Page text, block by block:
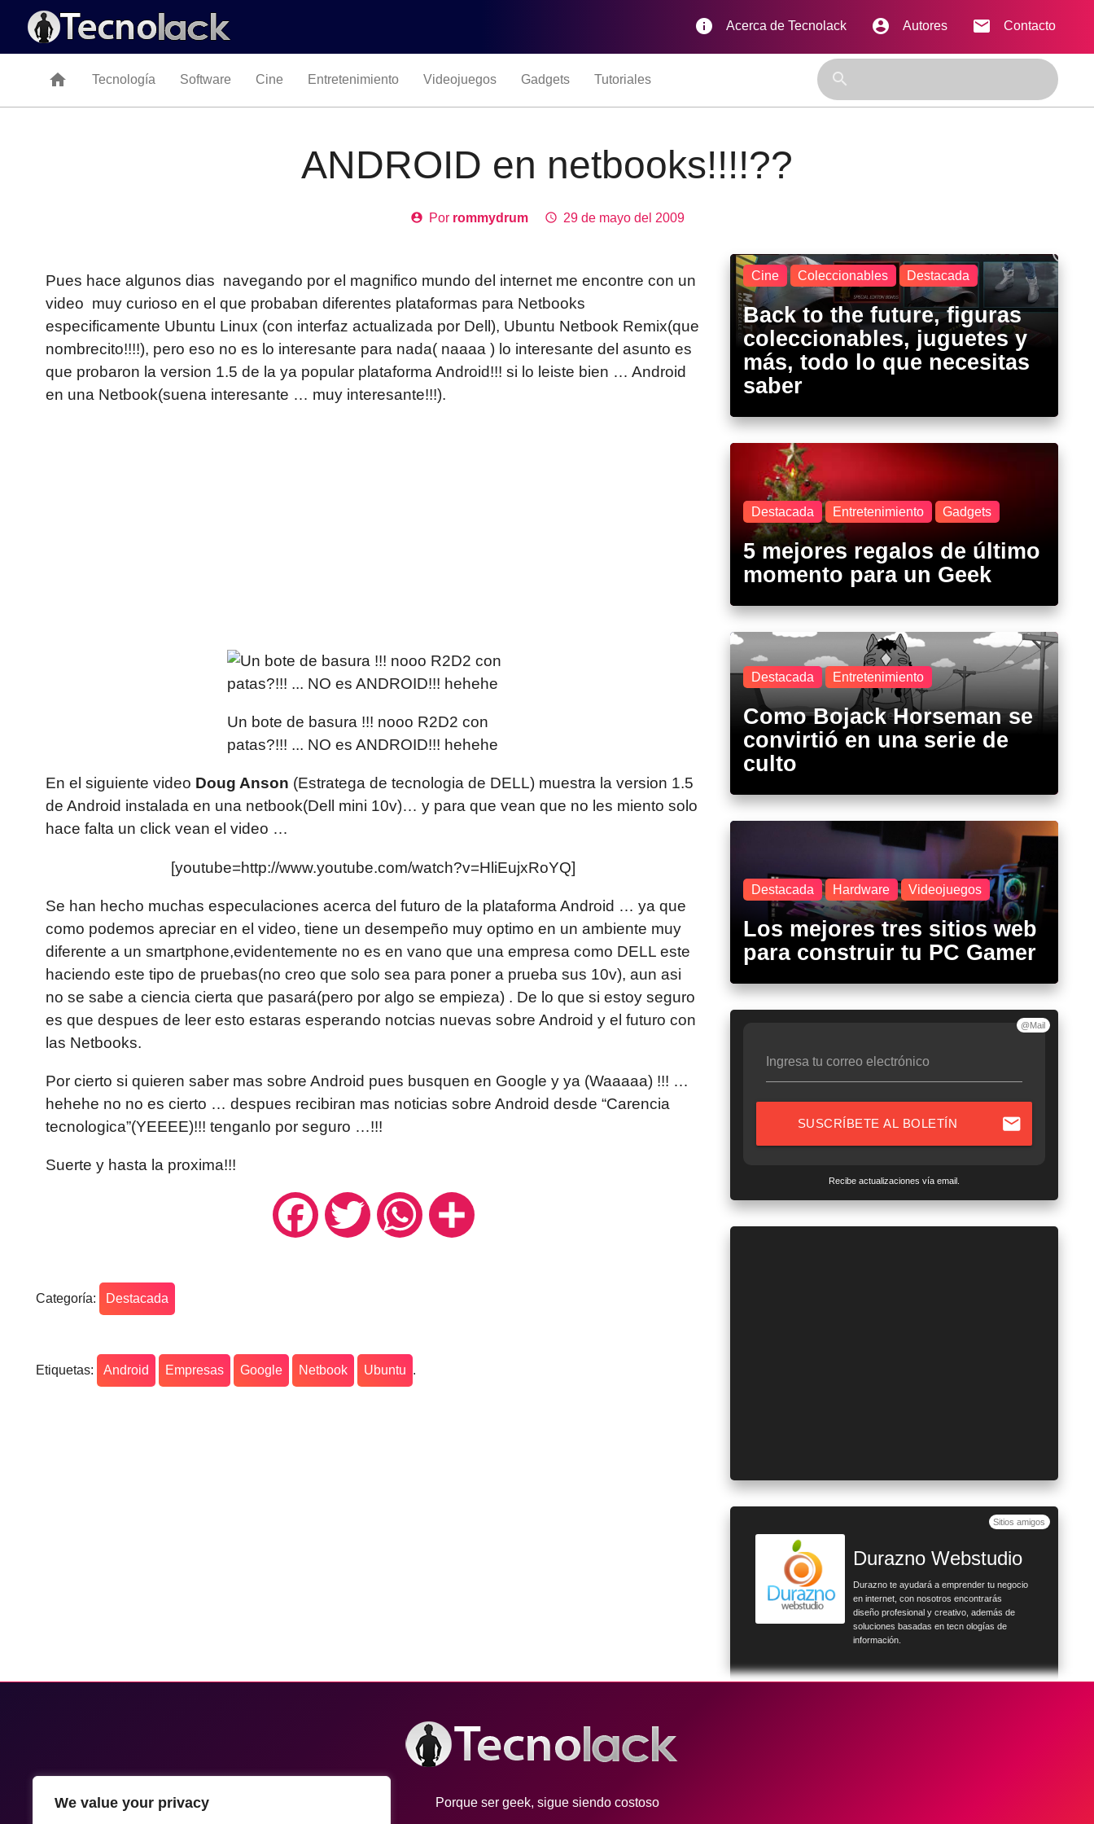
We value your privacy
info Acerca de Tecnolack account_circle Autores email Contacto
home Tecnología Software Cine Entretenimiento Videojuegos Gadgets Tutoriales search
ANDROID en netbooks!!!!??
account_circle Por rommydrum access_time 29 de mayo del 2009
Pues hace algunos dias navegando por el magnifico mundo del internet me encontre con un
video muy curioso en el que probaban diferentes plataformas para Netbooks
especificamente Ubuntu Linux (con interfaz actualizada por Dell), Ubuntu Netbook Remix(que
nombrecito!!!!), pero eso no es lo interesante para nada( naaaa ) lo interesante del asunto es
que probaron la version 1.5 de la ya popular plataforma Android!!! si lo leiste bien … Android
en una Netbook(suena interesante … muy interesante!!!).
Un bote de basura !!! nooo R2D2 con
patas?!!! ... NO es ANDROID!!! hehehe
En el siguiente video Doug Anson (Estratega de tecnologia de DELL) muestra la version 1.5
de Android instalada en una netbook(Dell mini 10v)… y para que vean que no les miento solo
hace falta un click vean el video …
[youtube=http://www.youtube.com/watch?v=HliEujxRoYQ]
Se han hecho muchas especulaciones acerca del futuro de la plataforma Android … ya que
como podemos apreciar en el video, tiene un desempeño muy optimo en un ambiente muy
diferente a un smartphone,evidentemente no es en vano que una empresa como DELL este
haciendo este tipo de pruebas(no creo que solo sea para poner a prueba sus 10v), aun asi
no se sabe a ciencia cierta que pasará(pero por algo se empieza) . De lo que si estoy seguro
es que despues de leer esto estaras esperando notcias nuevas sobre Android y el futuro con
las Netbooks.
Por cierto si quieren saber mas sobre Android pues busquen en Google y ya (Waaaaa) !!! …
hehehe no no es cierto … despues recibiran mas noticias sobre Android desde “Carencia
tecnologica”(YEEEE)!!! tenganlo por seguro …!!!
Suerte y hasta la proxima!!!
FacebookTwitter WhatsAppCompartir
Categoría: Destacada
Etiquetas: Android Empresas Google Netbook Ubuntu .
Cine Coleccionables Destacada
Back to the future, figuras
coleccionables, juguetes y
más, todo lo que necesitas
saber
Destacada Entretenimiento Gadgets
5 mejores regalos de último
momento para un Geek
Destacada Entretenimiento
Como Bojack Horseman se
convirtió en una serie de
culto
Destacada Hardware Videojuegos
Los mejores tres sitios web
para construir tu PC Gamer
@Mail
Ingresa tu correo electrónico
SUSCRÍBETE AL BOLETÍN mail
Recibe actualizaciones vía email.
Sitios amigos
Durazno Webstudio
Durazno te ayudará a emprender tu negocio
en internet, con nosotros encontrarás
diseño profesional y creativo, además de
soluciones basadas en tecn ologías de
información.
Porque ser geek, sigue siendo costoso